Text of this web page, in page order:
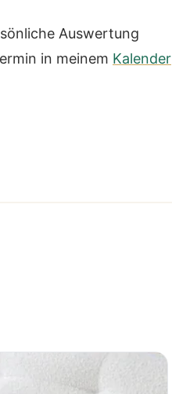
Auswertung
in meinem Kalender